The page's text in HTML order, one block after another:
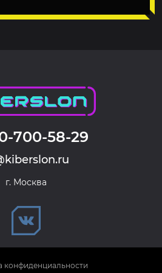
700-58-29
г. Москва
конфиденциальности